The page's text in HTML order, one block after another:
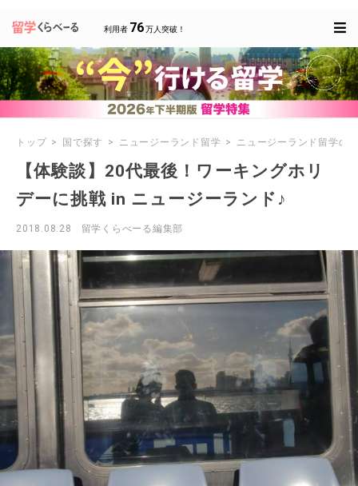
利用者 76万人突破！
トップ 国で探す ニュージーランド留学 ニュージーランド留学の
【体験談】20代最後！ワーキングホリ
デーに挑戦 in ニュージーランド♪
2018.08.28 留学くらべーる編集部